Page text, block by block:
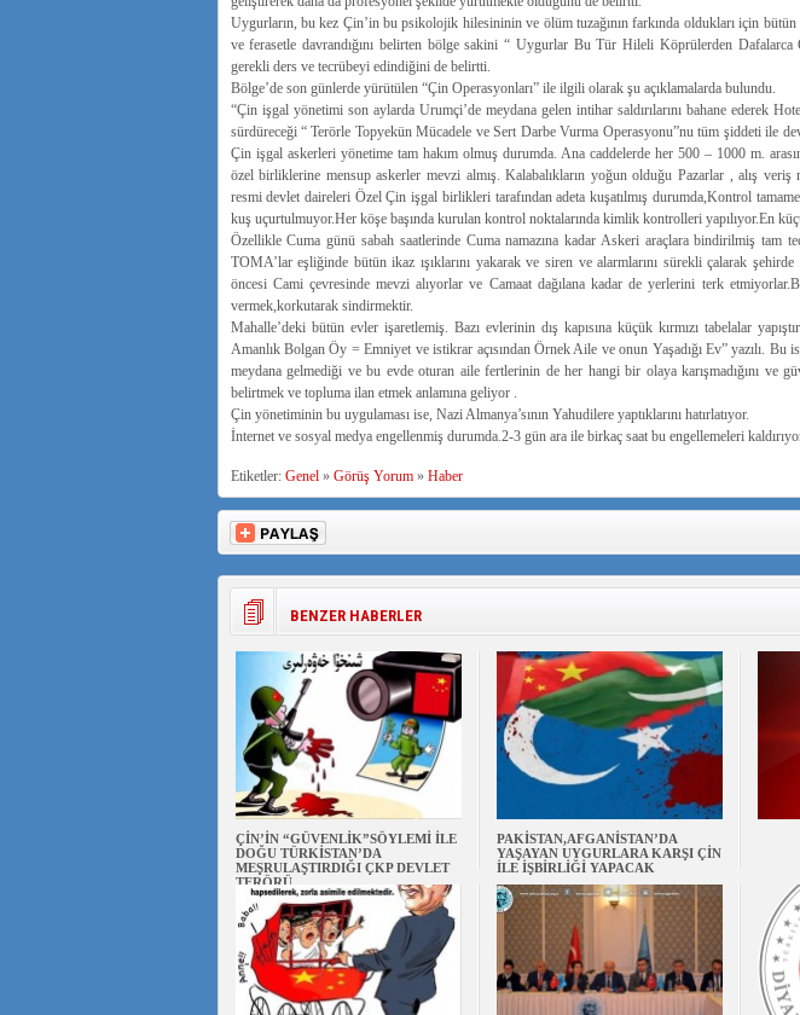
Uygurların, bu kez Çin’in bu psikolojik hilesininin ve ölüm tuzağının farkında oldukları için bütün
ve ferasetle davrandığını belirten bölge sakini “ Uygurlar Bu Tür Hileli Köprülerden Dafalarca
gerekli ders ve tecrübeyi edindiğini de belirtti.
Bölge’de son günlerde yürütülen “Çin Operasyonları” ile ilgili olarak şu açıklamalarda bulundu.
“Çin işgal yönetimi son aylarda Urumçi’de meydana gelen intihar saldırılarını bahane ederek
sürdüreceği “ Terörle Topyekün Mücadele ve Sert Darbe Vurma Operasyonu”nu tüm şiddeti ile
Çin işgal askerleri yönetime tam hakım olmuş durumda. Ana caddelerde her 500 – 1000 m.
özel birliklerine mensup askerler mevzi almış. Kalabalıkların yoğun olduğu Pazarlar , alış
resmi devlet daireleri Özel Çin işgal birlikleri tarafından adeta kuşatılmış durumda,Kontrol
kuş uçurtulmuyor.Her köşe başında kurulan kontrol noktalarında kimlik kontrolleri yapılıyor.En
Özellikle Cuma günü sabah saatlerinde Cuma namazına kadar Askeri araçlara bindirilmiş tam
TOMA’lar eşliğinde bütün ikaz ışıklarını yakarak ve siren ve alarmlarını sürekli çalarak
öncesi Cami çevresinde mevzi alıyorlar ve Camaat dağılana kadar de yerlerini terk
vermek,korkutarak sindirmektir.
Mahalle’deki bütün evler işaretlemiş. Bazı evlerinin dış kapısına küçük kırmızı tabelalar
Amanlık Bolgan Öy = Emniyet ve istikrar açısından Örnek Aile ve onun Yaşadığı Ev” yazılı. Bu
meydana gelmediği ve bu evde oturan aile fertlerinin de her hangi bir olaya karışmadığını ve
belirtmek ve topluma ilan etmek anlamına geliyor .
Çin yönetiminin bu uygulaması ise, Nazi Almanya’sının Yahudilere yaptıklarını hatırlatıyor.
İnternet ve sosyal medya engellenmiş durumda.2-3 gün ara ile birkaç saat bu engellemeleri
Etiketler: Genel» Görüş Yorum» Haber
BENZER HABERLER
ÇİN’İN “GÜVENLİK”SÖYLEMİ İLE
DOĞU TÜRKİSTAN’DA
MEŞRULAŞTIRDIĞI ÇKP DEVLET
TERÖRÜ
PAKİSTAN,AFGANİSTAN’DA
YAŞAYAN UYGURLARA KARŞI ÇİN
İLE İŞBİRLİĞİ YAPACAK